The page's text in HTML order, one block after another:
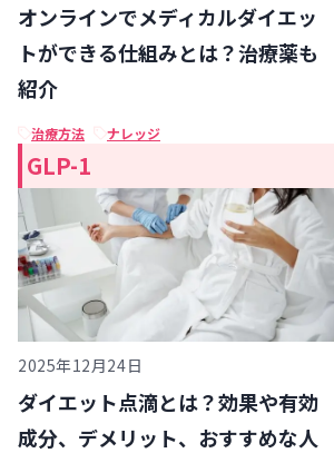
オンラインでメディカルダイエッ
トができる仕組みとは？治療薬も
紹介
治療方法 ナレッジ
GLP-1
2025年12月24日
ダイエット点滴とは？効果や有効
成分、デメリット、おすすめな人